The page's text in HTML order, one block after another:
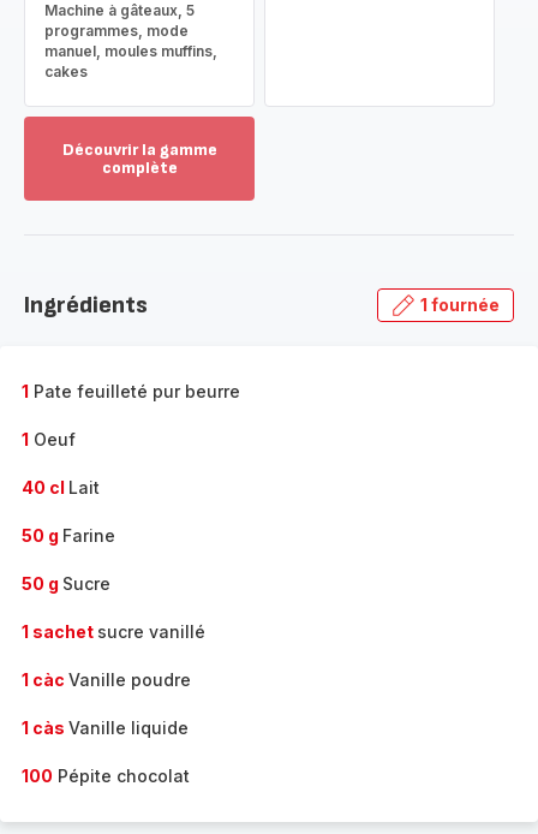
Machine à gâteaux, 5
programmes, mode
manuel, moules muffins,
cakes
Découvrir la gamme
complète
gamme
Ingrédients 1 fournée
1 Pate feuilleté pur beurre
1 Oeuf
40 cl Lait
50 g Farine
50 g Sucre
1 sachet sucre vanillé
1 càc Vanille poudre
1 càs Vanille liquide
100 Pépite chocolat